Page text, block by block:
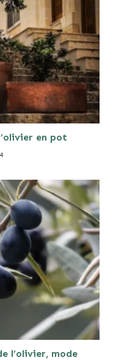
en pot
l’olivier, mode